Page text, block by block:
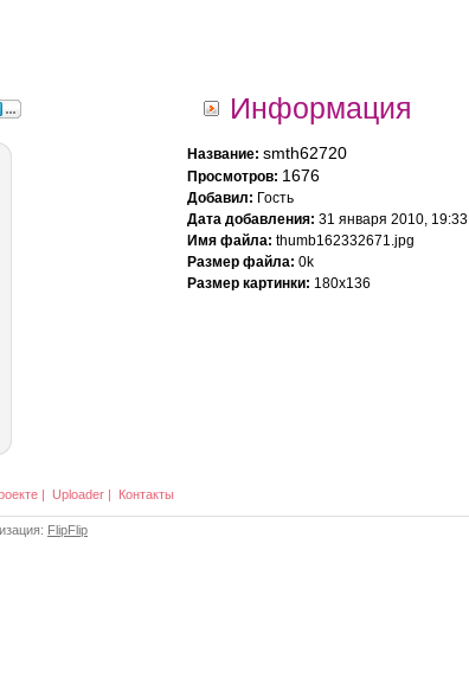
Информация
Название: smth62720
Просмотров: 1676
Добавил: Гость
Дата добавления: 31 января 2010, 19:33
Имя файла: thumb162332671.jpg
Размер файла: 0k
Размер картинки: 180x136
| Uploader | Контакты
FlipFlip